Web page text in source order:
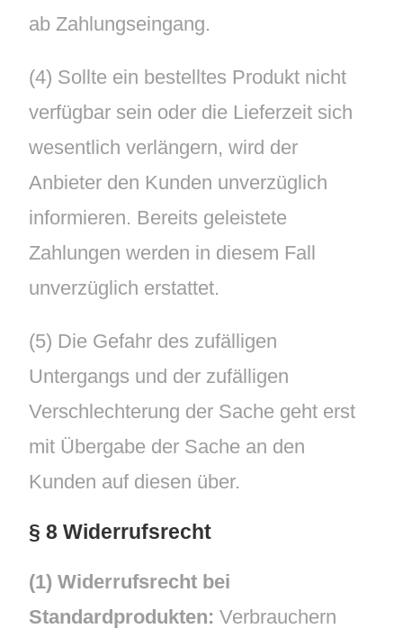
ab Zahlungseingang.
(4) Sollte ein bestelltes Produkt nicht
verfügbar sein oder die Lieferzeit sich
wesentlich verlängern, wird der
Anbieter den Kunden unverzüglich
informieren. Bereits geleistete
Zahlungen werden in diesem Fall
unverzüglich erstattet.
(5) Die Gefahr des zufälligen
Untergangs und der zufälligen
Verschlechterung der Sache geht erst
mit Übergabe der Sache an den
Kunden auf diesen über.
§ 8 Widerrufsrecht
(1) Widerrufsrecht bei
Standardprodukten:Verbrauchern